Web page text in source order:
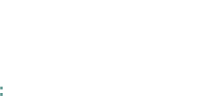
de Oxigenoterapia Tratamento Pé
Oxigenoterapia em São Paulo